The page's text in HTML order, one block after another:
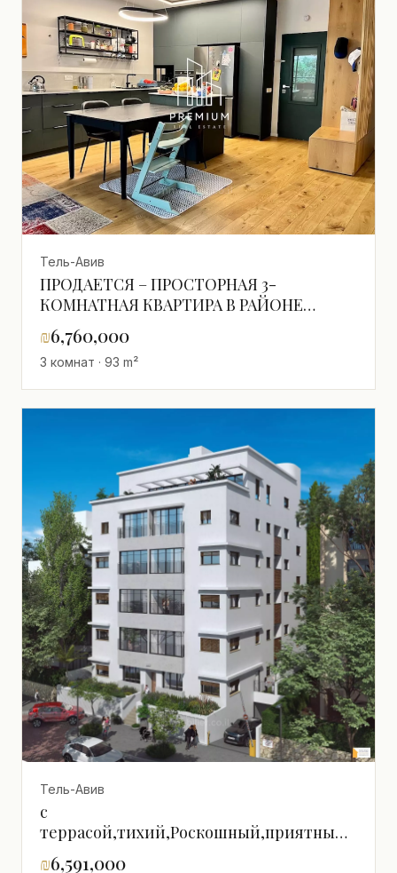
Тель-Авив
ПРОДАЕТСЯ – ПРОСТОРНАЯ 3-
КОМНАТНАЯ КВАРТИРА В РАЙОНЕ
БОГРАШОВ
₪6,760,000
3 комнат · 93 m²
Тель-Авив
с
террасой,тихий,Роскошный,приятный,со
всеми
₪6,591,000